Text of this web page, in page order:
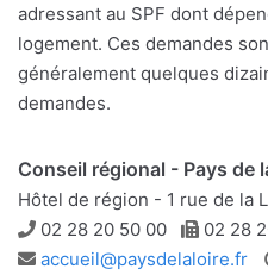
adressant au SPF dont
logement. Ces demandes
généralement quelques
demandes.
Conseil régional - Pays de
Hôtel de région - 1 rue de la
Téléphone
02 28 20 50 00
02 28
Adresse
accueil@paysdelaloire.fr